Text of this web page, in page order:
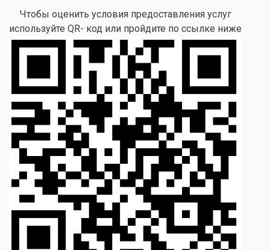
Чтобы оценить условия предоставления услуг
используйте QR- код или пройдите по ссылке ниже